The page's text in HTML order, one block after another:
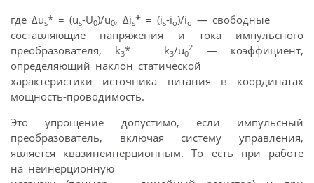
где Δus* = (us-U0)/u0, Δis* = (is-io)/io — свободные
составляющие напряжения и тока импульсного
преобразователя, k3* = k3/u0
2
— коэффициент,
определяющий наклон статической
характеристики источника питания в координатах
мощность-проводимость.
Это упрощение допустимо, если импульсный
преобразователь, включая систему управления,
является квазинеинерционным. То есть при работе
на неинерционную